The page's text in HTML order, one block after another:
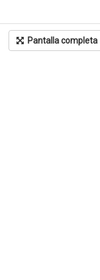
Pantalla completa